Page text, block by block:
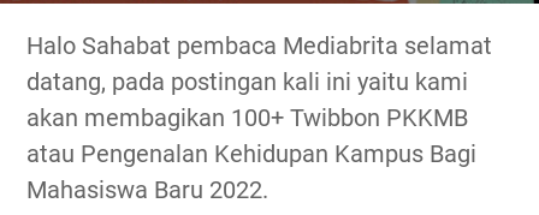
Halo Sahabat pembaca Mediabrita selamat
datang, pada postingan kali ini yaitu kami
akan membagikan 100+ Twibbon PKKMB
atau Pengenalan Kehidupan Kampus Bagi
Mahasiswa Baru 2022.